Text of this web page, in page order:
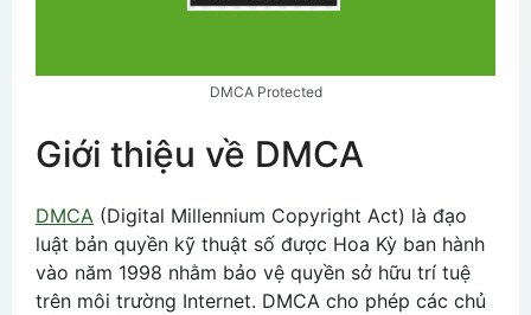
DMCA Protected
Giới thiệu về DMCA
DMCA (Digital Millennium Copyright Act) là đạo
luật bản quyền kỹ thuật số được Hoa Kỳ ban hành
vào năm 1998 nhằm bảo vệ quyền sở hữu trí tuệ
trên môi trường Internet. DMCA cho phép các chủ